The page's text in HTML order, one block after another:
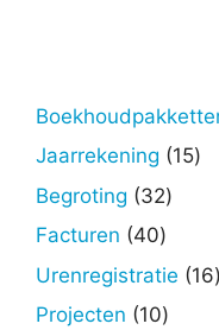
Jaarrekening 1515
Begroting 3232
Facturen 4040
Urenregistratie 16
Projecten 1010